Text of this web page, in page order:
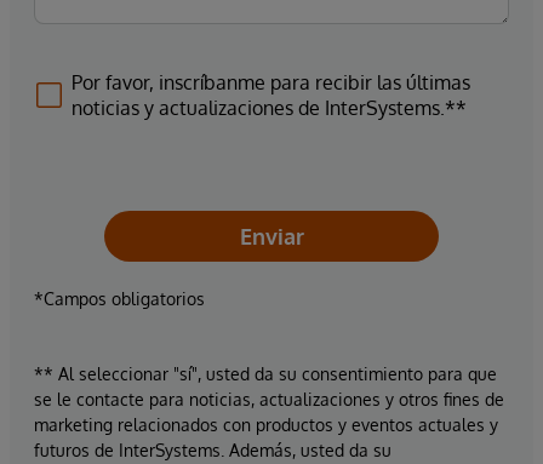
Por favor, inscríbanme para recibir las últimas
noticias y actualizaciones de InterSystems.**
Enviar
*Campos obligatorios
** Al seleccionar "sí", usted da su consentimiento para que
se le contacte para noticias, actualizaciones y otros fines de
marketing relacionados con productos y eventos actuales y
futuros de InterSystems. Además, usted da su